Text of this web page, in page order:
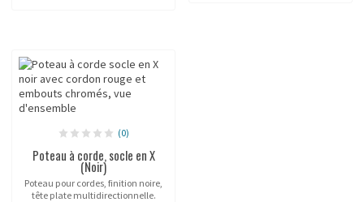
(0)
Poteau à corde, socle en X
(Noir)
Poteau pour cordes, finition noire,
tête plate multidirectionnelle.